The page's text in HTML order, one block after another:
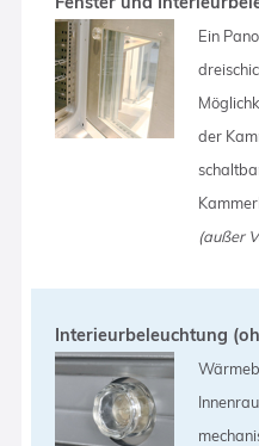
Ein
der
(außer
Interieurbeleuchtung